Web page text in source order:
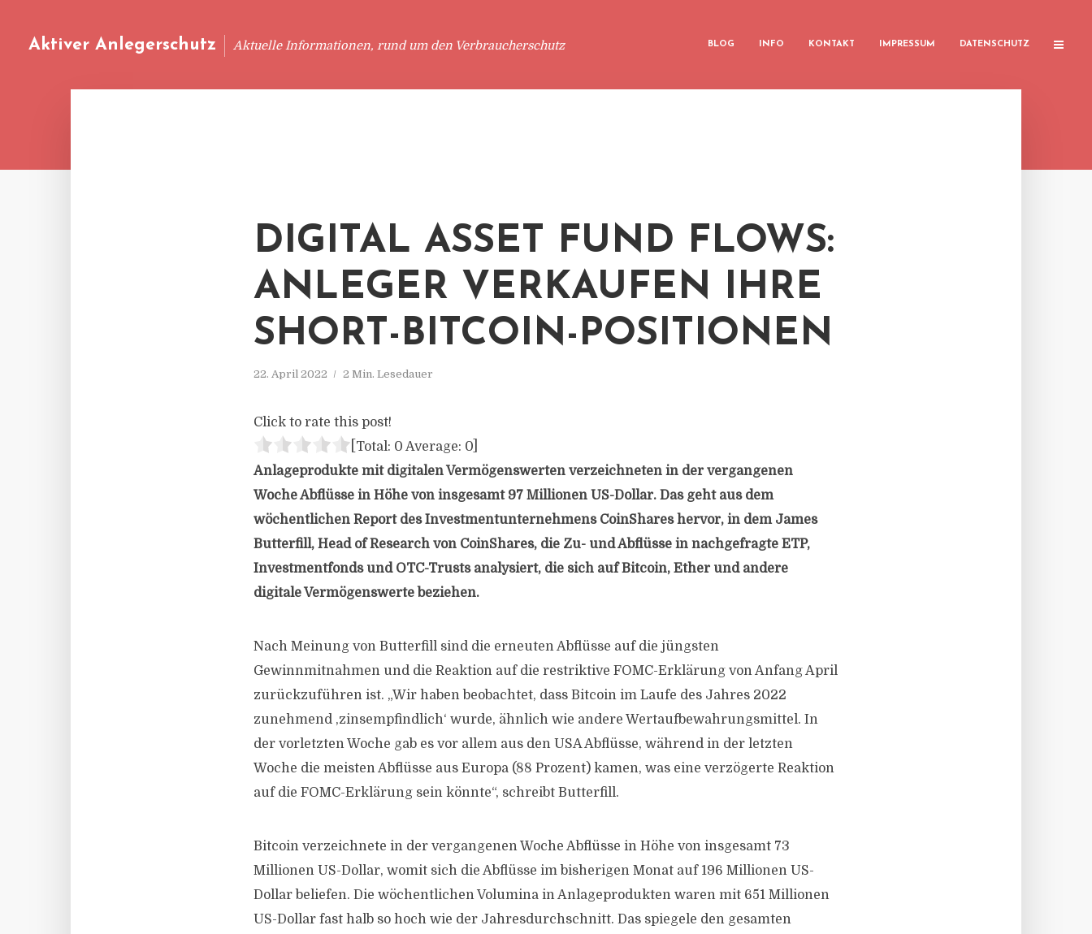
Aktiver Anlegerschutz Aktuelle Informationen, rund um den Verbraucherschutz BLOG INFO KONTAKT IMPRESSUM DATENSCHUTZ
DIGITAL ASSET FUND FLOWS:
ANLEGER VERKAUFEN IHRE
SHORT-BITCOIN-POSITIONEN
22. April 2022 2 Min. Lesedauer
Click to rate this post!
[Total: 0 Average: 0
Anlageprodukte mit digitalen Vermögenswerten verzeichneten in der vergangenen
Woche Abflüsse in Höhe von insgesamt 97 Millionen US-Dollar. Das geht aus dem
wöchentlichen Report des Investmentunternehmens CoinShares hervor, in dem James
Butterfill, Head of Research von CoinShares, die Zu- und Abflüsse in nachgefragte ETP,
Investmentfonds und OTC-Trusts analysiert, die sich auf Bitcoin, Ether und andere
digitale Vermögenswerte beziehen.
Nach Meinung von Butterfill sind die erneuten Abflüsse auf die jüngsten
Gewinnmitnahmen und die Reaktion auf die restriktive FOMC-Erklärung von Anfang April
zurückzuführen ist. „Wir haben beobachtet, dass Bitcoin im Laufe des Jahres 2022
zunehmend ,zinsempfindlich‘ wurde, ähnlich wie andere Wertaufbewahrungsmittel. In
der vorletzten Woche gab es vor allem aus den USA Abflüsse, während in der letzten
Woche die meisten Abflüsse aus Europa (88 Prozent) kamen, was eine verzögerte Reaktion
auf die FOMC-Erklärung sein könnte“, schreibt Butterfill.
Bitcoin verzeichnete in der vergangenen Woche Abflüsse in Höhe von insgesamt 73
Millionen US-Dollar, womit sich die Abflüsse im bisherigen Monat auf 196 Millionen US-
Dollar beliefen. Die wöchentlichen Volumina in Anlageprodukten waren mit 651 Millionen
US-Dollar fast halb so hoch wie der Jahresdurchschnitt. Das spiegele den gesamten